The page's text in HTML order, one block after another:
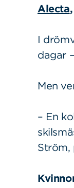
Alecta
I
dagar
Men
– En
Ström,